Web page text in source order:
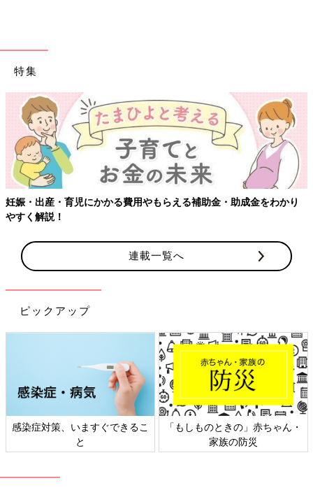
特集
【ワクチン接種できるものも】妊婦の感染症対策、知っておいて！
連載一覧へ
ピックアップ
日本外来小児科学会リーフレッ
ト検討会
六星占術 細木かおりさんの人生
相談